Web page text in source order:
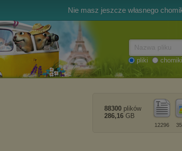
Nie masz jeszcze własnego
pliki chomiki
12296
88300 plików
286,16 GB